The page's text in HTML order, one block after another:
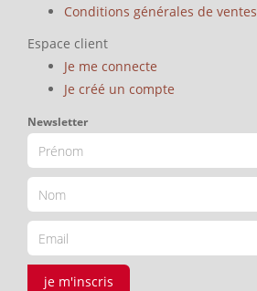
Conditions générales de ventes
Espace client
Je me connecte
Je créé un compte
Newsletter
je m'inscris